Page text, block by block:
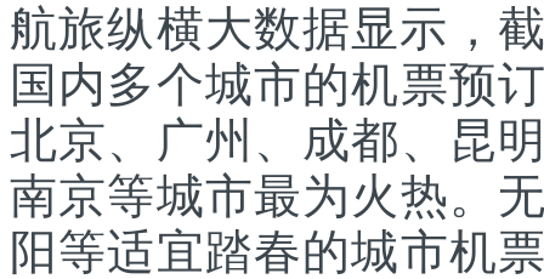
航旅纵横大数据显示，
国内多个城市的机票预
北京、广州、成都、昆
南京等城市最为火热。
阳等适宜踏春的城市机